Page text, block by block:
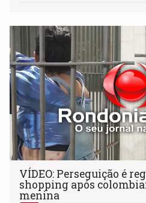
VÍDEO: Perseguição é
shopping após
menina